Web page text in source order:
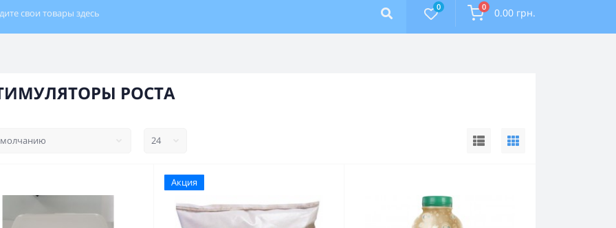
0 0 0.00 грн.
РОСТА
Акция